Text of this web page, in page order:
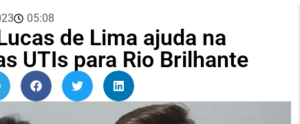
05:08
de Lima ajuda na
UTIs para Rio Brilhante